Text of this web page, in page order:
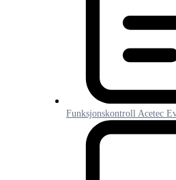
Funksjonskontroll Acetec